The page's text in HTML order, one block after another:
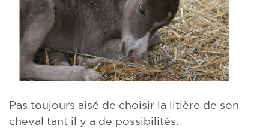
Pas toujours aisé de choisir la litière de son
cheval tant il y a de possibilités.